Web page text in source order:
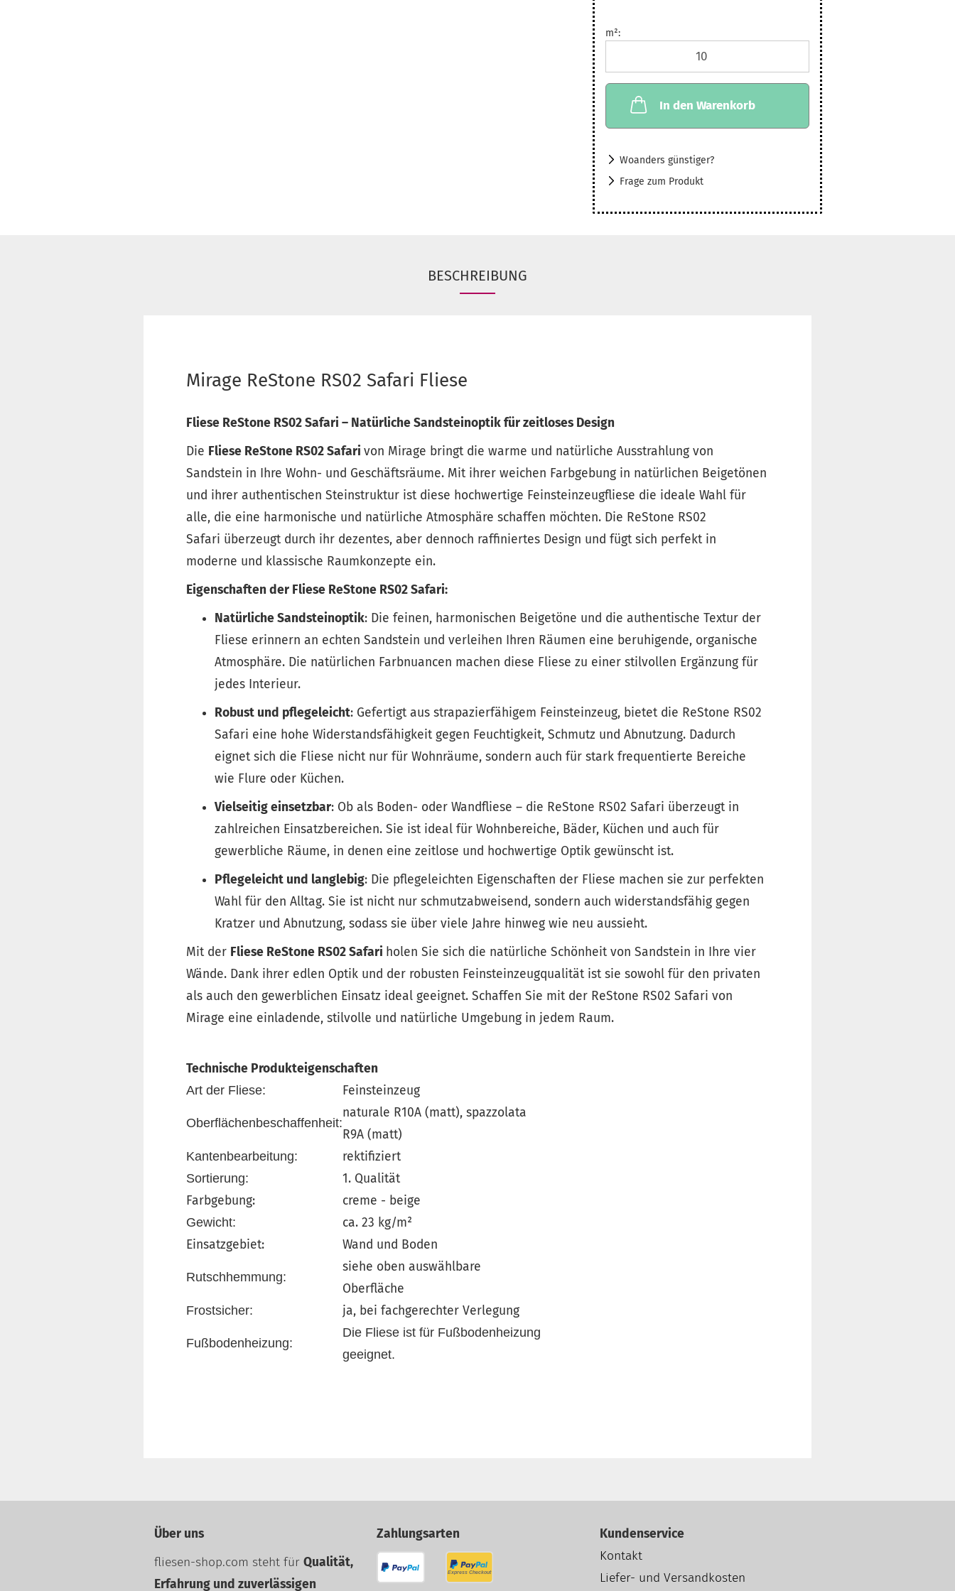
m²:
In den Warenkorb
Woanders günstiger?
Frage zum Produkt
BESCHREIBUNG
Mirage ReStone RS02 Safari Fliese
Fliese ReStone RS02 Safari – Natürliche Sandsteinoptik für zeitloses Design
Die Fliese ReStone RS02 Safari von Mirage bringt die warme und natürliche Ausstrahlung von
Sandstein in Ihre Wohn- und Geschäftsräume. Mit ihrer weichen Farbgebung in natürlichen Beigetönen
und ihrer authentischen Steinstruktur ist diese hochwertige Feinsteinzeugfliese die ideale Wahl für
alle, die eine harmonische und natürliche Atmosphäre schaffen möchten. Die ReStone RS02
Safari überzeugt durch ihr dezentes, aber dennoch raffiniertes Design und fügt sich perfekt in
moderne und klassische Raumkonzepte ein.
Eigenschaften der Fliese ReStone RS02 Safari:
Natürliche Sandsteinoptik: Die feinen, harmonischen Beigetöne und die authentische Textur der
Fliese erinnern an echten Sandstein und verleihen Ihren Räumen eine beruhigende, organische
Atmosphäre. Die natürlichen Farbnuancen machen diese Fliese zu einer stilvollen Ergänzung für
jedes Interieur.
Robust und pflegeleicht: Gefertigt aus strapazierfähigem Feinsteinzeug, bietet die ReStone RS02
Safari eine hohe Widerstandsfähigkeit gegen Feuchtigkeit, Schmutz und Abnutzung. Dadurch
eignet sich die Fliese nicht nur für Wohnräume, sondern auch für stark frequentierte Bereiche
wie Flure oder Küchen.
Vielseitig einsetzbar: Ob als Boden- oder Wandfliese – die ReStone RS02 Safari überzeugt in
zahlreichen Einsatzbereichen. Sie ist ideal für Wohnbereiche, Bäder, Küchen und auch für
gewerbliche Räume, in denen eine zeitlose und hochwertige Optik gewünscht ist.
Pflegeleicht und langlebig: Die pflegeleichten Eigenschaften der Fliese machen sie zur perfekten
Wahl für den Alltag. Sie ist nicht nur schmutzabweisend, sondern auch widerstandsfähig gegen
Kratzer und Abnutzung, sodass sie über viele Jahre hinweg wie neu aussieht.
Mit der Fliese ReStone RS02 Safari holen Sie sich die natürliche Schönheit von Sandstein in Ihre vier
Wände. Dank ihrer edlen Optik und der robusten Feinsteinzeugqualität ist sie sowohl für den privaten
als auch den gewerblichen Einsatz ideal geeignet. Schaffen Sie mit der ReStone RS02 Safari von
Mirage eine einladende, stilvolle und natürliche Umgebung in jedem Raum.
Technische Produkteigenschaften
Art der Fliese: Feinsteinzeug
Oberflächenbeschaffenheit:
naturale R10A (matt), spazzolata
R9A (matt)
Kantenbearbeitung: rektifiziert
Sortierung:
1. Qualität
Farbgebung:
creme - beige
Gewicht:
ca. 23 kg/m²
Einsatzgebiet:
Wand und Boden
Rutschhemmung:
siehe oben auswählbare
Oberfläche
Frostsicher: ja, bei fachgerechter Verlegung
Fußbodenheizung:
Die Fliese ist für Fußbodenheizung
geeignet.
Über uns
fliesen-shop.com steht für Qualität,
Erfahrung und zuverlässigen
Zahlungsarten
Kundenservice
Kontakt
Liefer- und Versandkosten